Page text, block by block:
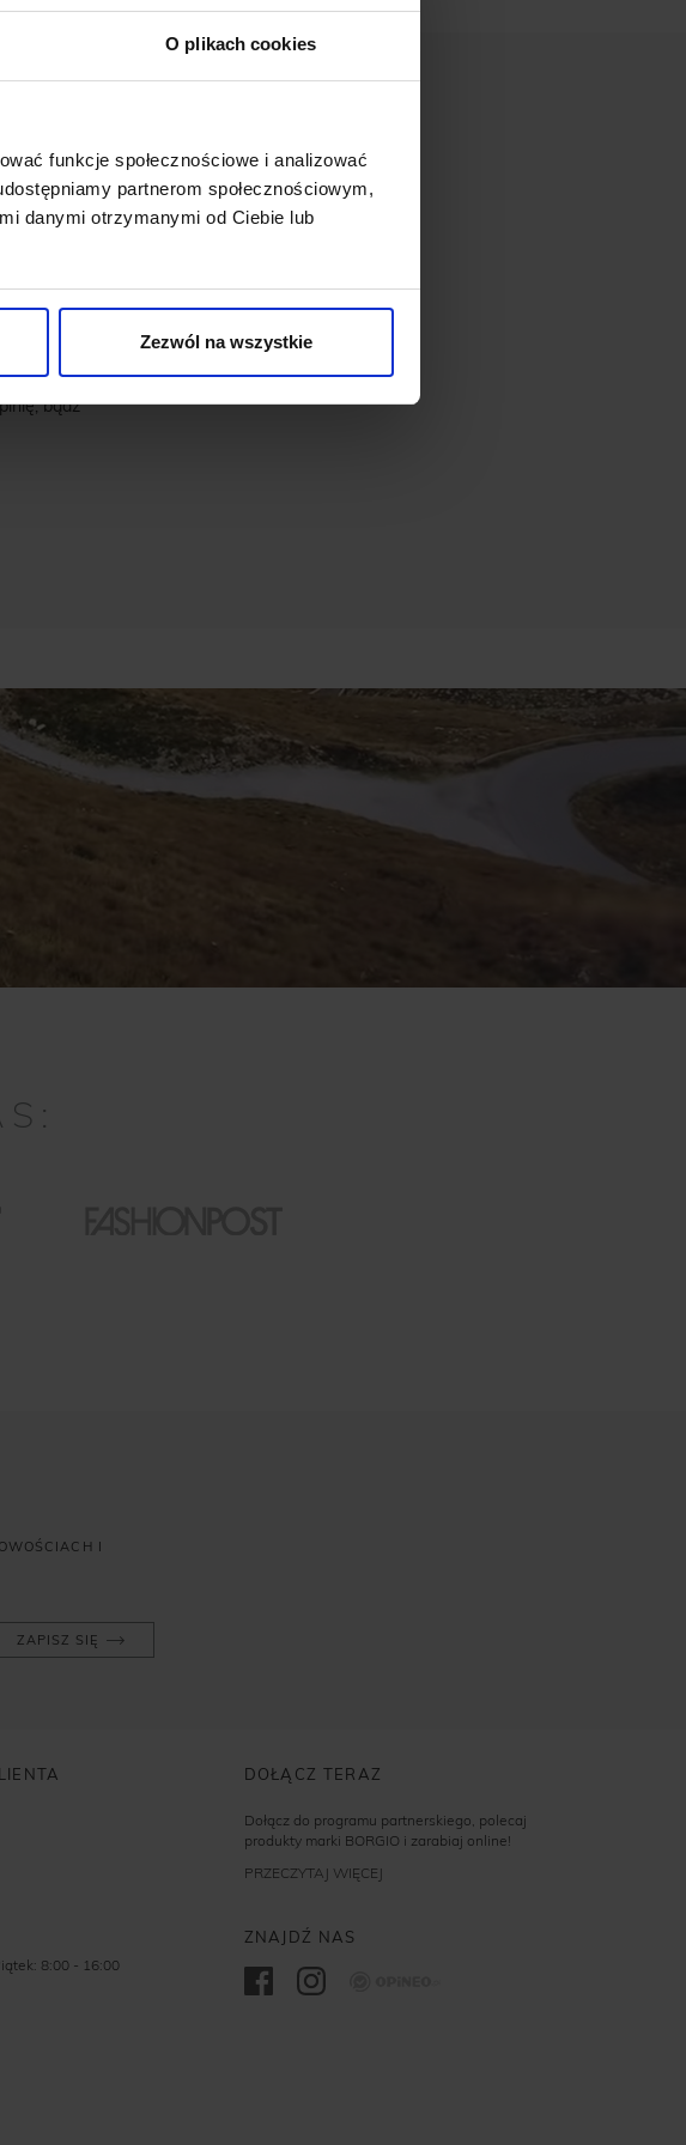
O plikach cookies
funkcje społecznościowe i analizować
partnerom społecznościowym,
danymi otrzymanymi od Ciebie lub
Zezwól na wszystkie
bądź
I
ZAPISZ SIĘ
8:00 - 16:00
DOŁĄCZ TERAZ
Dołącz do programu partnerskiego, polecaj
produkty marki BORGIO i zarabiaj online!
PRZECZYTAJ WIĘCEJ
ZNAJDŹ NAS